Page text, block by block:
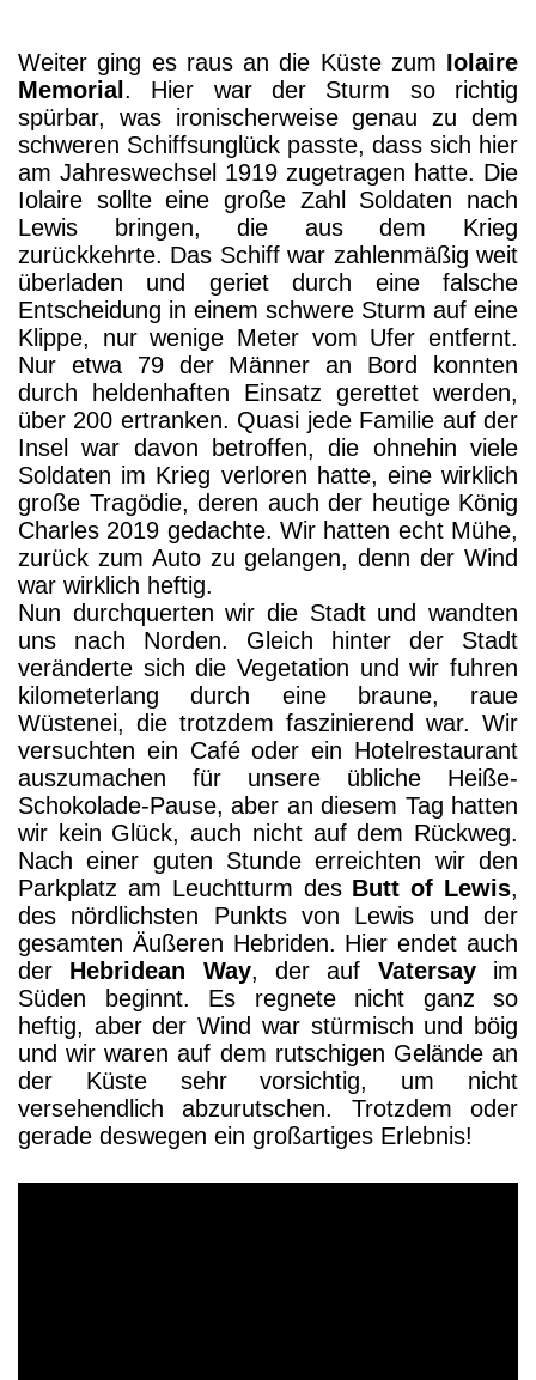
Weiter ging es raus an die Küste zum Iolaire
Memorial . Hier war der Sturm so richtig
spürbar, was ironischerweise genau zu dem
schweren Schiffsunglück passte, dass sich hier
am Jahreswechsel 1919 zugetragen hatte. Die
Iolaire sollte eine große Zahl Soldaten nach
Lewis bringen, die aus dem Krieg
zurückkehrte. Das Schiff war zahlenmäßig weit
überladen und geriet durch eine falsche
Entscheidung in einem schwere Sturm auf eine
Klippe, nur wenige Meter vom Ufer entfernt.
Nur etwa 79 der Männer an Bord konnten
durch heldenhaften Einsatz gerettet werden,
über 200 ertranken. Quasi jede Familie auf der
Insel war davon betroffen, die ohnehin viele
Soldaten im Krieg verloren hatte, eine wirklich
große Tragödie, deren auch der heutige König
Charles 2019 gedachte. Wir hatten echt Mühe,
zurück zum Auto zu gelangen, denn der Wind
war wirklich heftig.
Nun durchquerten wir die Stadt und wandten
uns nach Norden. Gleich hinter der Stadt
veränderte sich die Vegetation und wir fuhren
kilometerlang durch eine braune, raue
Wüstenei, die trotzdem faszinierend war. Wir
versuchten ein Café oder ein Hotelrestaurant
auszumachen für unsere übliche Heiße-
Schokolade-Pause, aber an diesem Tag hatten
wir kein Glück, auch nicht auf dem Rückweg.
Nach einer guten Stunde erreichten wir den
Parkplatz am Leuchtturm des Butt of Lewis,
des nördlichsten Punkts von Lewis und der
gesamten Äußeren Hebriden. Hier endet auch
der Hebridean Way, der auf Vatersayim
Süden beginnt. Es regnete nicht ganz so
heftig, aber der Wind war stürmisch und böig
und wir waren auf dem rutschigen Gelände an
der Küste sehr vorsichtig, um nicht
versehendlich abzurutschen. Trotzdem oder
gerade deswegen ein großartiges Erlebnis!